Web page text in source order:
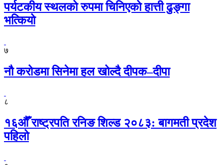
पर्यटकीय स्थलको रुपमा चिनिएको हात्ती ढुङ्गा
भत्कियो
७
नौ करोडमा सिनेमा हल खोल्दै दीपक–दीपा
८
१६औँ राष्ट्रपति रनिङ शिल्ड २०८३: बागमती प्रदेश
पहिलो